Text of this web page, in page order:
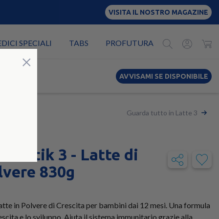
AVVISAMI SE DISPONIBILE
Guarda tutto in Latte 3
3 - Latte di
830g
in Polvere di Crescita per bambini dai 12 mesi. Una formula
e lo sviluppo. Aiuta il sistema immunitario grazie alla
×
VISITA IL NOSTRO MAGAZINE
SPECIALI TABS PROFUTURA